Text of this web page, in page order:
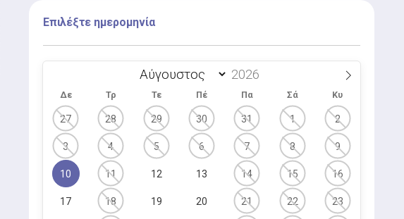
Επιλέξτε ημερομηνία
Δε Τρ Τε Πέ Πα Σά Κυ
27 28 29 30 31 1 2
3 4 5 6 7 8 9
10 11 12 13 14 15 16
17 18 19 20 21 22 23